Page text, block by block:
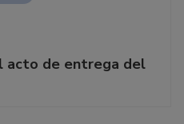
acto de entrega del